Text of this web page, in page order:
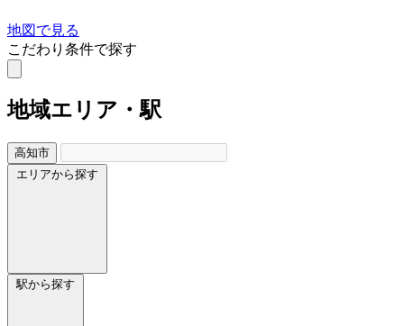
地図で見る
こだわり条件で探す
地域エリア・駅
高知市
エリアから探す
駅から探す